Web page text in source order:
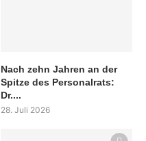
Nach zehn Jahren an der
Spitze des Personalrats:
Dr....
28. Juli 2026